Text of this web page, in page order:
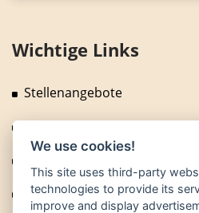
Wichtige Links
Stellenangebote
Fragen und Antworten
Technische Anlagen
We use cookies!
This site uses third-party
technologies to provide its
improve and display